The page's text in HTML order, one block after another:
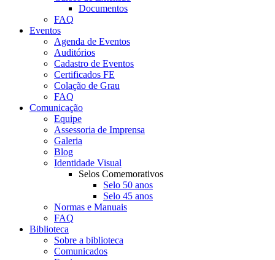
Documentos
FAQ
Eventos
Agenda de Eventos
Auditórios
Cadastro de Eventos
Certificados FE
Colação de Grau
FAQ
Comunicação
Equipe
Assessoria de Imprensa
Galeria
Blog
Identidade Visual
Selos Comemorativos
Selo 50 anos
Selo 45 anos
Normas e Manuais
FAQ
Biblioteca
Sobre a biblioteca
Comunicados